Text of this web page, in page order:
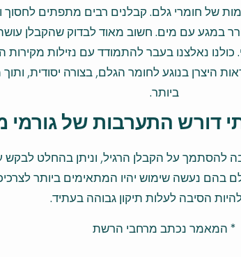
של חומרי גלם. קבלנים רבים מתפתים לחסוך
במגע עם מים. חשוב מאוד לבדוק שהקבלן
נאלצנו בעבר להתמודד עם נזילות מקירות
היצרן בנוגע לחומר הגלם, בצורה יסודית,
ביותר.
דורש התערבות של גורמי
להסתמך על הקבלן הרגיל, וניתן בהחלט
בהם נעשה שימוש יהיו המתאימים ביותר
הסיבה לעלות תיקון גבוהה בעתיד.
* המאמר נכתב מרחבי הרשת